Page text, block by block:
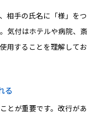
相手の氏名に「様」をつ
気付はホテルや病院、斎
用することを理解してお
る
とが重要です。改行があ